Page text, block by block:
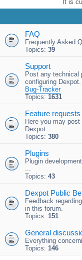
It is
FAQ
Frequently Asked
Topics: 39
Support
Post any technical
configuring Dexpot.
Bug-Tracker
Topics: 1631
Feature requests
Here you may
Dexpot.
Topics: 380
Plugins
Plugin
...
Topics: 43
Dexpot Public
Feedback
in this forum.
Topics: 151
General
Everything
Topics: 146